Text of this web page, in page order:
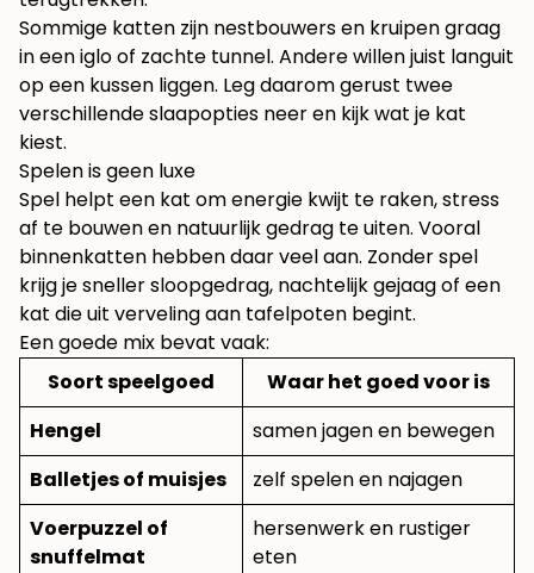
Sommige katten zijn nestbouwers en kruipen graag
in een iglo of zachte tunnel. Andere willen juist languit
op een kussen liggen. Leg daarom gerust twee
verschillende slaapopties neer en kijk wat je kat
kiest.
Spelen is geen luxe
Spel helpt een kat om energie kwijt te raken, stress
af te bouwen en natuurlijk gedrag te uiten. Vooral
binnenkatten hebben daar veel aan. Zonder spel
krijg je sneller sloopgedrag, nachtelijk gejaag of een
kat die uit verveling aan tafelpoten begint.
Een goede mix bevat vaak:
Soort speelgoed
Waar het goed voor is
Hengel
samen jagen en bewegen
Balletjes of muisjes
zelf spelen en najagen
Voerpuzzel of
snuffelmat
hersenwerk en rustiger
eten